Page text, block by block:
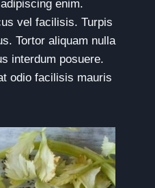
enim.
vel facilisis. Turpis
Tortor aliquam nulla
interdum posuere.
odio facilisis mauris